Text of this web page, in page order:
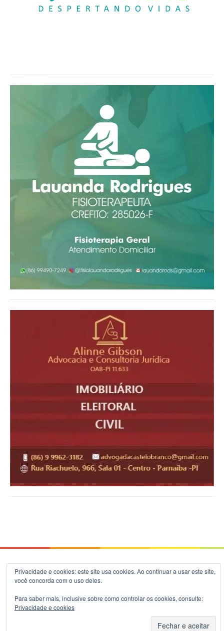
© 2026 Blog do B.Silva - Theme: Patus byFameThemes.
Privacidade e cookies: este site usa cookies. Ao continuar a usar este site,
você concorda com o uso deles.
Para saber mais, inclusive sobre como controlar os cookies, consulte:
Privacidade e cookies